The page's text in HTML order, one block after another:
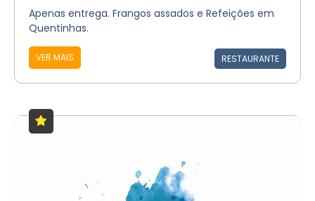
Apenas entrega. Frangos assados e Refeições em
Quentinhas.
VER MAIS RESTAURANTE